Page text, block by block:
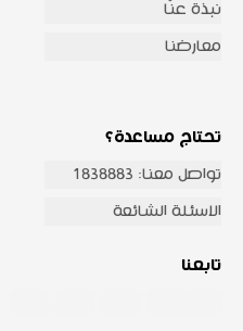
نبذة عنّا
معارضنا
تحتاج مساعدة؟
تواصل معنا: 1838883
الاسئلة الشائعة
تابعنا